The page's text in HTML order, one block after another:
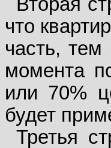
что
часть,
момента
или 70%
будет
Третья